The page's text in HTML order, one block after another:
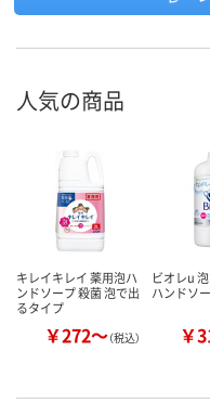
人気の商品
キレイキレイ 薬用泡ハ
ンドソープ 殺菌 泡で出
るタイプ
￥272～（税込）
ビオレu
ハンドソ
￥